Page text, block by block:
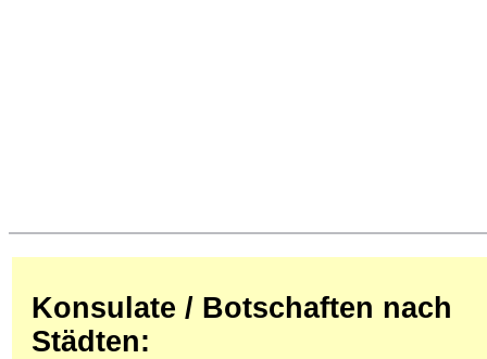
Konsulate / Botschaften nach
Städten: